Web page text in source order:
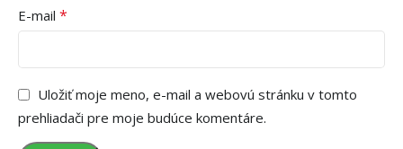
E-mail *
Uložiť moje meno, e-mail a webovú stránku v tomto
prehliadači pre moje budúce komentáre.